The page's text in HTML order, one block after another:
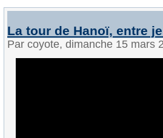
La tour de Hanoï, entre
Par coyote, dimanche 15 mars